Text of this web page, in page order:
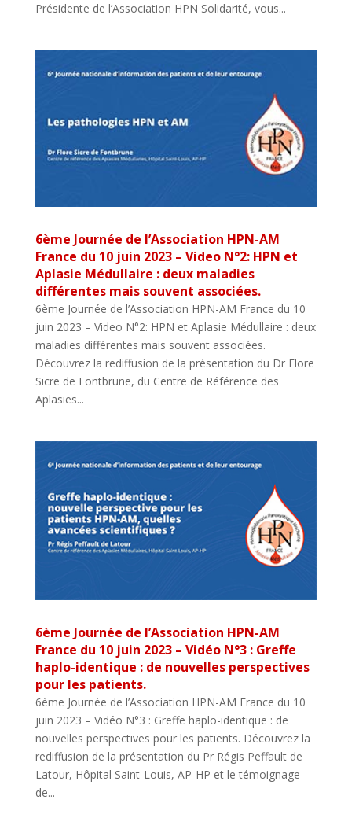
Présidente de l’Association HPN Solidarité, vous...
6ème Journée de l’Association HPN-AM
France du 10 juin 2023 – Video N°2: HPN et
Aplasie Médullaire : deux maladies
différentes mais souvent associées.
6ème Journée de l’Association HPN-AM France du 10
juin 2023 – Video N°2: HPN et Aplasie Médullaire : deux
maladies différentes mais souvent associées.
Découvrez la rediffusion de la présentation du Dr Flore
Sicre de Fontbrune, du Centre de Référence des
Aplasies...
6ème Journée de l’Association HPN-AM
France du 10 juin 2023 – Vidéo N°3 : Greffe
haplo-identique : de nouvelles perspectives
pour les patients.
6ème Journée de l’Association HPN-AM France du 10
juin 2023 – Vidéo N°3 : Greffe haplo-identique : de
nouvelles perspectives pour les patients. Découvrez la
rediffusion de la présentation du Pr Régis Peffault de
Latour, Hôpital Saint-Louis, AP-HP et le témoignage
de...